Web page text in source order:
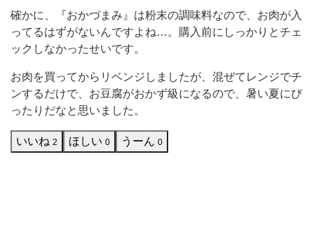
か
ら
気
に
な
っ
て
い
確かに、『おかづまみ』は粉末の調味料なので、お肉が入
ってるはずがないんですよね…。購入前にしっかりとチェ
ックしなかったせいです。
お肉を買ってからリベンジしましたが、混ぜてレンジでチ
ンするだけで、お豆腐がおかず級になるので、暑い夏にぴ
ったりだなと思いました。
いいね 2 ほしい 0 うーん 0